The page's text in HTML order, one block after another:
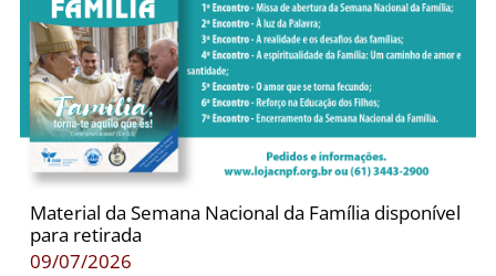
Material da Semana Nacional da Família disponível
para retirada
09/07/2026